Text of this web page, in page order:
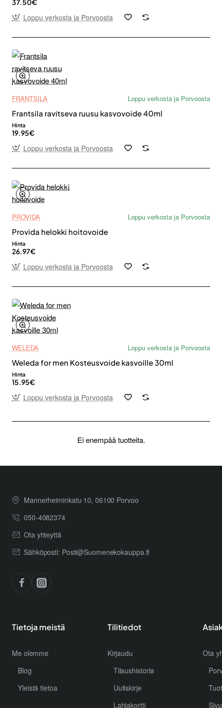
37.50€
Loppu verkosta ja Porvoosta
FRANTSILA
Loppu verkosta ja Porvoosta
Frantsila ravitseva ruusu kasvovoide 40ml
Hinta
19.95€
Loppu verkosta ja Porvoosta
PROVIDA
Loppu verkosta ja Porvoosta
Provida helokki hoitovoide
Hinta
26.97€
Loppu verkosta ja Porvoosta
WELEDA
Loppu verkosta ja Porvoosta
Weleda for men Kosteusvoide kasvoille 30ml
Hinta
15.95€
Loppu verkosta ja Porvoosta
Ei enempää tuotteita.
Mannerheiminkatu 10, 06100 Porvoo
050-4082374
Ota yhteyttä
Sähköposti: Posti@Suomenekokauppa.fi
Tietoja meistä
Me olemme
Blog
Yleistä tietoa
Tilitiedot
Kirjaudu
Tilaushistoria
Uutiskirje
Lahjakortti
Ota